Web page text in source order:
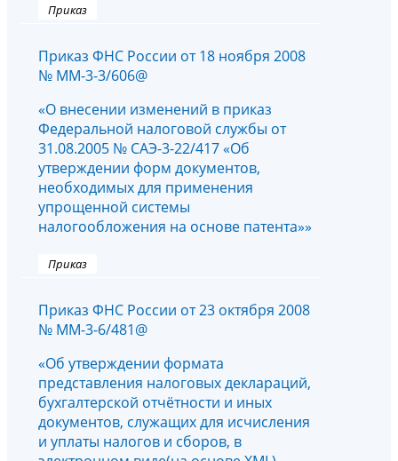
Приказ
Приказ ФНС России от 18 ноября 2008
№ ММ-3-3/606@
«О внесении изменений в приказ
Федеральной налоговой службы от
31.08.2005 № САЭ-3-22/417 «Об
утверждении форм документов,
необходимых для применения
упрощенной системы
налогообложения на основе патента»»
Приказ
Приказ ФНС России от 23 октября 2008
№ ММ-3-6/481@
«Об утверждении формата
представления налоговых деклараций,
бухгалтерской отчётности и иных
документов, служащих для исчисления
и уплаты налогов и сборов, в